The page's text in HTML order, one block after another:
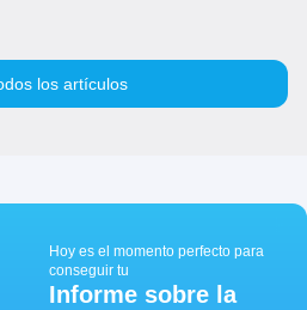
los artículos
Hoy es el momento perfecto para
conseguir tu
Informe sobre la